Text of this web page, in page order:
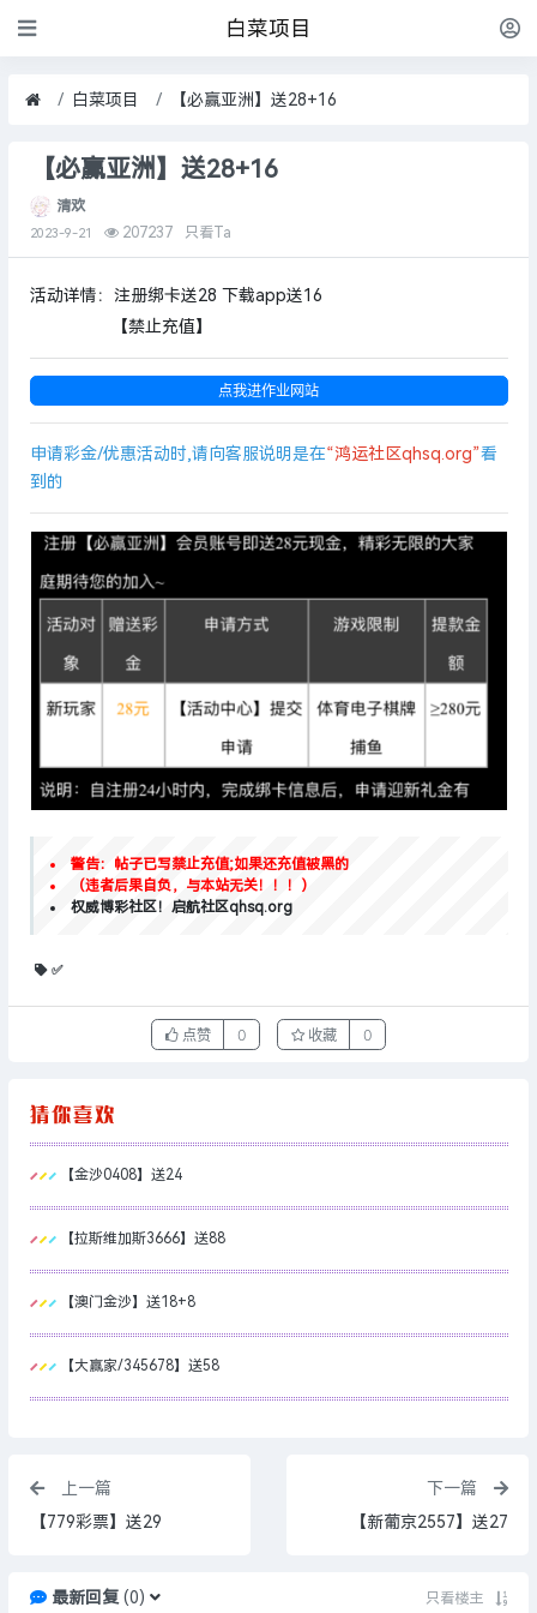
白菜项目
白菜项目 【必赢亚洲】送28+16
【必赢亚洲】送28+16
清欢
2023-9-21 207237 只看Ta
活动详情：注册绑卡送28 下载app送16
【禁止充值】
点我进作业网站
申请彩金/优惠活动时,请向客服说明是在“鸿运社区qhsq.org”看
到的
警告：帖子已写禁止充值;如果还充值被黑的
（违者后果自负，与本站无关！！！）
权威博彩社区！启航社区qhsq.org
✅
点赞 0 收藏 0
【金沙0408】送24
【拉斯维加斯3666】送88
【澳门金沙】送18+8
【大赢家/345678】送58
上一篇
【779彩票】送29
下一篇
【新葡京2557】送27
最新回复 (0) 只看楼主